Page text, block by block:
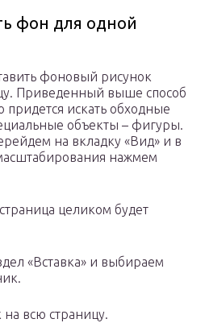
фон для одной
фоновый рисунок
Приведенный выше способ
придется искать обходные
объекты – фигуры.
на вкладку «Вид» и в
нажмем
целиком будет
«Вставка» и выбираем
всю страницу.